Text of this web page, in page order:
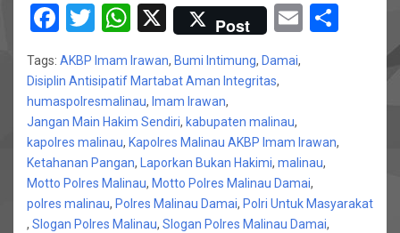
F
a
ce
b
o
o
k
T
wi
tt
er
W
h
at
s
A
p
p
X Post
E
Tags: AKBP Imam Irawan, Bumi Intimung, Damai,
Disiplin Antisipatif Martabat Aman Integritas,
humaspolresmalinau, Imam Irawan,
Jangan Main Hakim Sendiri, kabupaten malinau,
kapolres malinau, Kapolres Malinau AKBP Imam Irawan,
Ketahanan Pangan, Laporkan Bukan Hakimi, malinau,
Motto Polres Malinau, Motto Polres Malinau Damai,
polres malinau, Polres Malinau Damai, Polri Untuk Masyarakat
, Slogan Polres Malinau, Slogan Polres Malinau Damai,